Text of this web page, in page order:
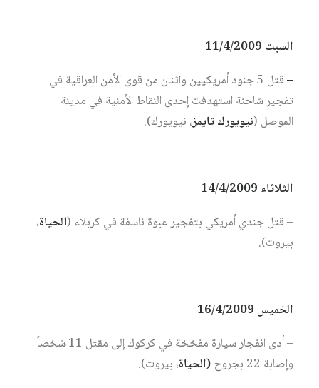
السبت 11/4/2009
–
قتل 5 جنود أمريكيين واثنان من قوى الأمن العراقية في
تفجير شاحنة استهدفت إحدى النقاط الأمنية في مدينة
الموصل (نيويورك تايمز، نيويورك).
الثلاثاء 14/4/2009
– قتل جندي أمريكي بتفجير عبوة ناسفة في كربلاء (الحياة،
بيروت).
الخميس 16/4/2009
– أدى انفجار سيارة مفخخة في كركوك إلى مقتل 11 شخصاً
وإصابة 22 بجروح
(الحياة، بيروت).